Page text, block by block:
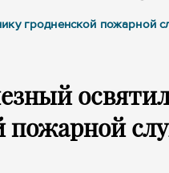
гродненской пожарной
пожарной